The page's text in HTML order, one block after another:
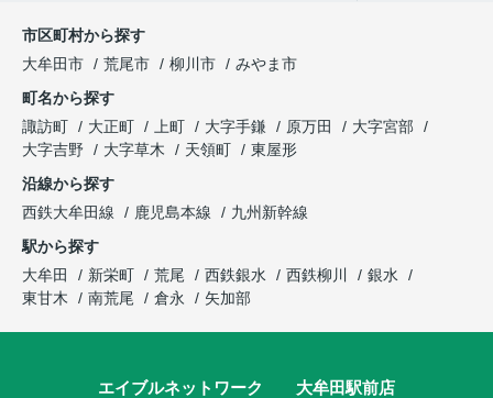
市区町村から探す
大牟田市
荒尾市 柳川市
みやま市
町名から探す
諏訪町
大正町 上町 大字手鎌 原万田
大字宮部
大字吉野
大字草木 天領町
東屋形
沿線から探す
西鉄大牟田線
鹿児島本線
九州新幹線
駅から探す
大牟田
新栄町 荒尾 西鉄銀水 西鉄柳川
銀水
東甘木
南荒尾 倉永 矢加部
エイブルネットワーク 大牟田駅前店